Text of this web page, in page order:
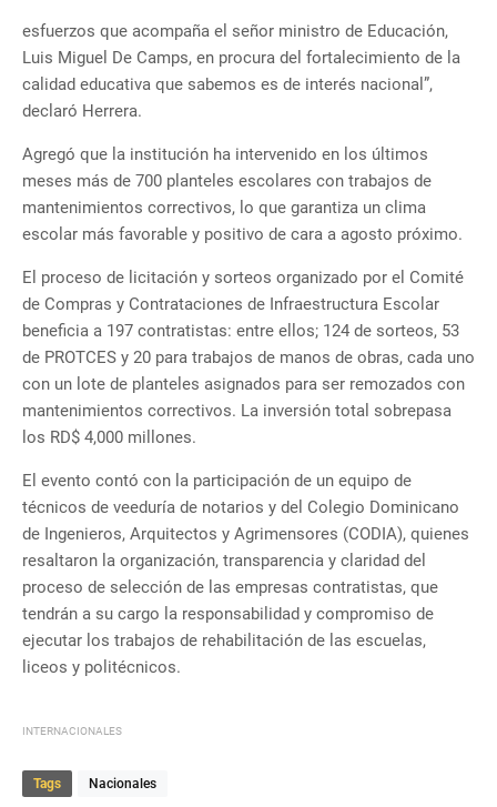
esfuerzos que acompaña el señor ministro de Educación,
Luis Miguel De Camps, en procura del fortalecimiento de la
calidad educativa que sabemos es de interés nacional”,
declaró Herrera.
Agregó que la institución ha intervenido en los últimos
meses más de 700 planteles escolares con trabajos de
mantenimientos correctivos, lo que garantiza un clima
escolar más favorable y positivo de cara a agosto próximo.
El proceso de licitación y sorteos organizado por el Comité
de Compras y Contrataciones de Infraestructura Escolar
beneficia a 197 contratistas: entre ellos; 124 de sorteos, 53
de PROTCES y 20 para trabajos de manos de obras, cada uno
con un lote de planteles asignados para ser remozados con
mantenimientos correctivos. La inversión total sobrepasa
los RD$ 4,000 millones.
El evento contó con la participación de un equipo de
técnicos de veeduría de notarios y del Colegio Dominicano
de Ingenieros, Arquitectos y Agrimensores (CODIA), quienes
resaltaron la organización, transparencia y claridad del
proceso de selección de las empresas contratistas, que
tendrán a su cargo la responsabilidad y compromiso de
ejecutar los trabajos de rehabilitación de las escuelas,
liceos y politécnicos.
INTERNACIONALES
Tags Nacionales